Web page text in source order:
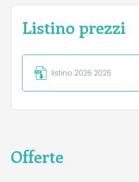
Listino prezzi
listino 2026 2026
Offerte